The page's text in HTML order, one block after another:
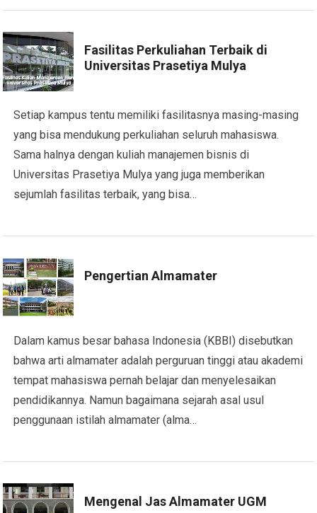
Fasilitas Perkuliahan Terbaik di
Universitas Prasetiya Mulya
Setiap kampus tentu memiliki fasilitasnya masing-masing
yang bisa mendukung perkuliahan seluruh mahasiswa.
Sama halnya dengan kuliah manajemen bisnis di
Universitas Prasetiya Mulya yang juga memberikan
sejumlah fasilitas terbaik, yang bisa…
Pengertian Almamater
Dalam kamus besar bahasa Indonesia (KBBI) disebutkan
bahwa arti almamater adalah perguruan tinggi atau akademi
tempat mahasiswa pernah belajar dan menyelesaikan
pendidikannya. Namun bagaimana sejarah asal usul
penggunaan istilah almamater (alma…
Mengenal Jas Almamater UGM